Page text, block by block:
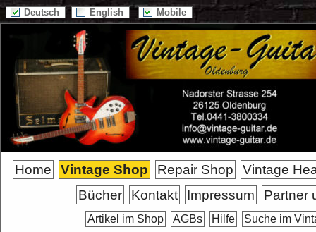
Deutsch English Mobile
Home Vintage Shop Repair Shop
Vintage
Bücher
Kontakt Impressum Partner
Artikel im Shop AGBs Hilfe
Suche im